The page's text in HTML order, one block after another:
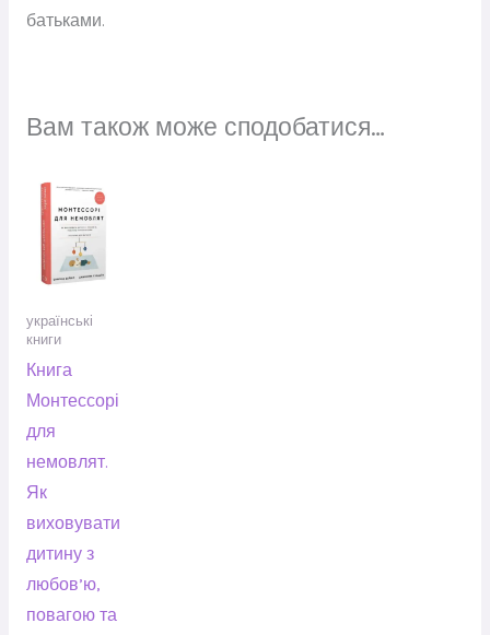
батьками.
Вам також може сподобатися…
українські
книги
Книга
Монтессорі
для
немовлят.
Як
виховувати
дитину з
любов’ю,
повагою та